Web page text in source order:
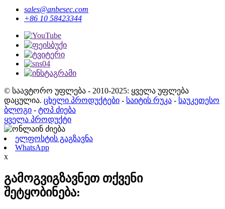
sales@anbesec.com
+86 10 58423344
© საავტორო უფლება - 2010-2025: ყველა უფლება
დაცულია. ცხელი პროდუქტები - საიტის რუკა - საუკეთესო
ბლოგი - ტოპ ძიება
ყველა პროდუქტი
ელფოსტის გაგზავნა
WhatsApp
x
გამოგვიგზავნეთ თქვენი
შეტყობინება: